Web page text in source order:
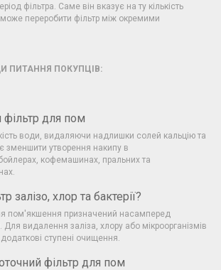
фільтра. Саме він вказує на ту кількість
переробити фільтр між окремими
ПИТАННЯ ПОКУПЦІВ:
фільтр для пом
води, видаляючи надлишки солей кальцію та
зменшити утворення накипу в
кофемашинах, пральних та
залізо, хлор та бактерії?
пом'якшення призначений насамперед
видалення заліза, хлору або мікроорганізмів
ступені очищення.
фільтр для пом